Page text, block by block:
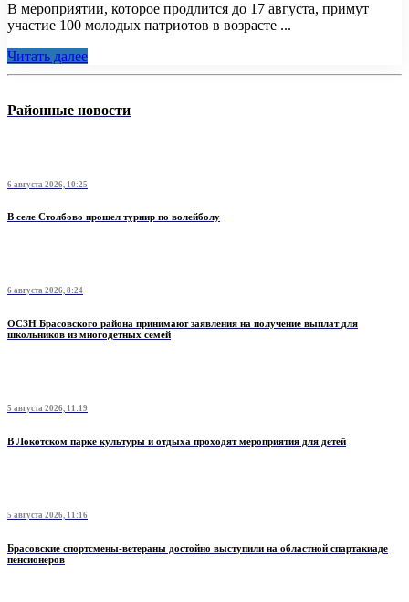
В мероприятии, которое продлится до 17 августа, примут
участие 100 молодых патриотов в возрасте ...
Читать далее
Районные новости
6 августа 2026, 10:25
В селе Столбово прошел турнир по волейболу
6 августа 2026, 8:24
ОСЗН Брасовского района принимают заявления на получение выплат для
школьников из многодетных семей
5 августа 2026, 11:19
В Локотском парке культуры и отдыха проходят мероприятия для детей
5 августа 2026, 11:16
Брасовские спортсмены-ветераны достойно выступили на областной спартакиаде
пенсионеров